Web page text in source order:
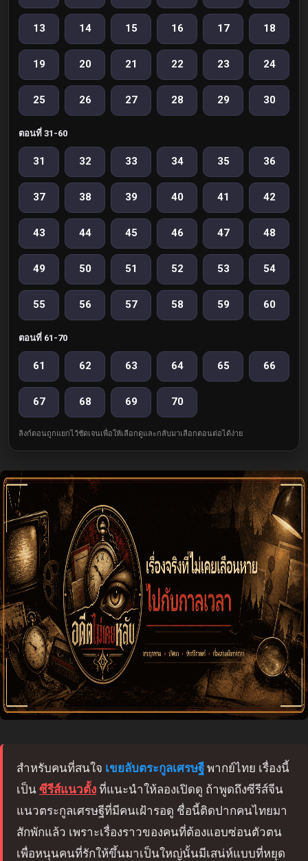
13 14 15 16 17 18
19 20 21 22 23 24
25 26 27 28 29 30
ตอนที่ 31-60
31 32 33 34 35 36
37 38 39 40 41 42
43 44 45 46 47 48
49 50 51 52 53 54
55 56 57 58 59 60
ตอนที่ 61-70
61 62 63 64 65 66
67 68 69 70
ลิงก์ตอนถูกแยกไว้ชัดเจนเพื่อให้เลือกดูและกลับมาเลือกตอนต่อได้ง่าย
สำหรับคนที่สนใจ เขยลับตระกูลเศรษฐีพากย์ไทย เรื่องนี้
เป็น ซีรีส์แนวตั้ง ที่แนะนำให้ลองเปิดดู ถ้าพูดถึงซีรีส์จีน
แนวตระกูลเศรษฐีที่มีคนเฝ้ารอดู ชื่อนี้ติดปากคนไทยมา
สักพักแล้ว เพราะเรื่องราวของคนที่ต้องแอบซ่อนตัวตน
เพื่อหนุนคนที่รักให้ขึ้นมาเป็นใหญ่นั้นมีเสน่ห์แบบที่หยุด